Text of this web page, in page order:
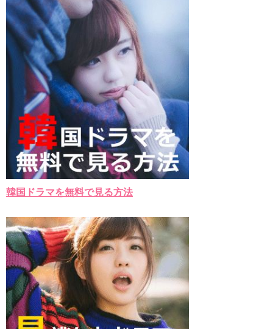
韓国ドラマを無料で見る方法